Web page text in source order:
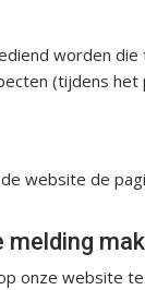
worden
(tijdens het
website de
melding
onze website